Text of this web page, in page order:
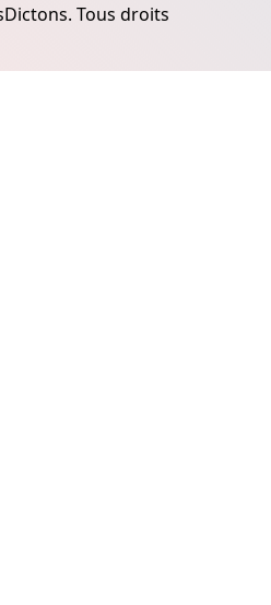
Tous droits